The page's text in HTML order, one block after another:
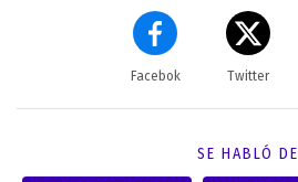
Facebok Twitter
SE HABLÓ DE